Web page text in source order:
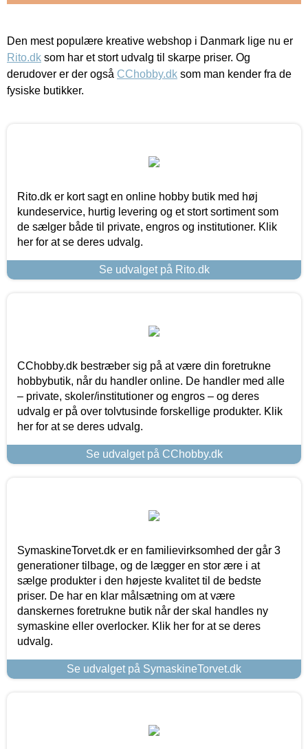
Den mest populære kreative webshop i Danmark lige nu er
Rito.dk som har et stort udvalg til skarpe priser. Og
derudover er der også CChobby.dk som man kender fra de
fysiske butikker.
Rito.dk er kort sagt en online hobby butik med høj
kundeservice, hurtig levering og et stort sortiment som
de sælger både til private, engros og institutioner. Klik
her for at se deres udvalg.
Se udvalget på Rito.dk
CChobby.dk bestræber sig på at være din foretrukne
hobbybutik, når du handler online. De handler med alle
– private, skoler/institutioner og engros – og deres
udvalg er på over tolvtusinde forskellige produkter. Klik
her for at se deres udvalg.
Se udvalget på CChobby.dk
SymaskineTorvet.dk er en familievirksomhed der går 3
generationer tilbage, og de lægger en stor ære i at
sælge produkter i den højeste kvalitet til de bedste
priser. De har en klar målsætning om at være
danskernes foretrukne butik når der skal handles ny
symaskine eller overlocker. Klik her for at se deres
udvalg.
Se udvalget på SymaskineTorvet.dk